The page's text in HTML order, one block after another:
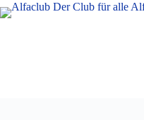
Zum
Inhalt